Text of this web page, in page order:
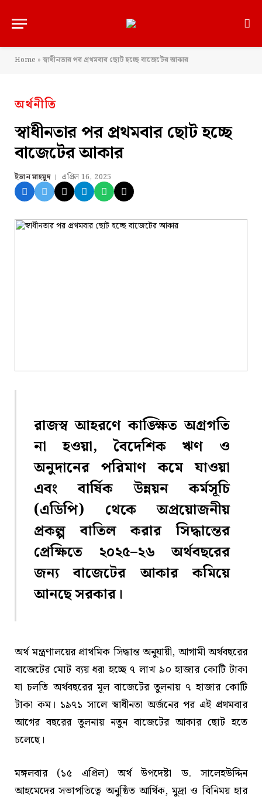
Home » স্বাধীনতার পর প্রথমবার ছোট হচ্ছে বাজেটের আকার
অর্থনীতি
স্বাধীনতার পর প্রথমবার ছোট হচ্ছে
বাজেটের আকার
ইভান মাহমুদ এপ্রিল 16, 2025
রাজস্ব আহরণে কাঙ্ক্ষিত অগ্রগতি
না হওয়া, বৈদেশিক ঋণ ও
অনুদানের পরিমাণ কমে যাওয়া
এবং বার্ষিক উন্নয়ন কর্মসূচি
(এডিপি) থেকে অপ্রয়োজনীয়
প্রকল্প বাতিল করার সিদ্ধান্তের
প্রেক্ষিতে ২০২৫–২৬ অর্থবছরের
জন্য বাজেটের আকার কমিয়ে
আনছে সরকার।
অর্থ মন্ত্রণালয়ের প্রাথমিক সিদ্ধান্ত অনুযায়ী, আগামী অর্থবছরের
বাজেটের মোট ব্যয় ধরা হচ্ছে ৭ লাখ ৯০ হাজার কোটি টাকা
যা চলতি অর্থবছরের মূল বাজেটের তুলনায় ৭ হাজার কোটি
টাকা কম। ১৯৭১ সালে স্বাধীনতা অর্জনের পর এই প্রথমবার
আগের বছরের তুলনায় নতুন বাজেটের আকার ছোট হতে
চলেছে।
মঙ্গলবার (১৫ এপ্রিল) অর্থ উপদেষ্টা ড. সালেহউদ্দিন
আহমেদের সভাপতিত্বে অনুষ্ঠিত আর্থিক, মুদ্রা ও বিনিময় হার